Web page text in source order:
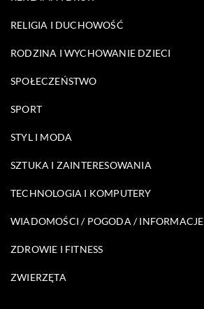
RELIGIA I DUCHOWOŚĆ
RODZINA I WYCHOWANIE DZIECI
SPOŁECZEŃSTWO
SPORT
STYL I MODA
SZTUKA I ZAINTERESOWANIA
TECHNOLOGIA I KOMPUTERY
WIADOMOŚCI / POGODA / INFORMACJE
ZDROWIE I FITNESS
ZWIERZĘTA